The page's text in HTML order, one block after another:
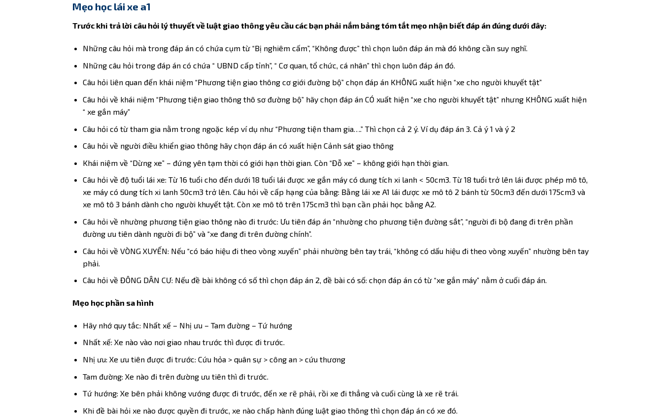
Mẹo học lái xe a1
Trước khi trả lời câu hỏi lý thuyết về luật giao thông yêu cầu các bạn phải nắm bảng tóm tắt mẹo nhận biết đáp án đúng dưới đây:
Những câu hỏi mà trong đáp án có chứa cụm từ “Bị nghiêm cấm”, “Không được” thì chọn luôn đáp án mà đó không cần suy nghĩ.
Những câu hỏi trong đáp án có chứa “ UBND cấp tỉnh”, “ Cơ quan, tổ chức, cá nhân” thì chọn luôn đáp án đó.
Câu hỏi liên quan đến khái niệm “Phương tiện giao thông cơ giới đường bộ” chọn đáp án KHÔNG xuất hiện “xe cho người khuyết tật”
Câu hỏi về khái niệm “Phương tiện giao thông thô sơ đường bộ” hãy chọn đáp án CÓ xuất hiện “xe cho người khuyết tật” nhưng KHÔNG xuất hiện
“ xe gắn máy”
Câu hỏi có từ tham gia nằm trong ngoặc kép ví dụ như “Phương tiện tham gia….” Thì chọn cả 2 ý. Ví dụ đáp án 3. Cả ý 1 và ý 2
Câu hỏi về người điều khiển giao thông hãy chọn đáp án có xuất hiện Cảnh sát giao thông
Khái niệm về “Dừng xe” – đứng yên tạm thời có giới hạn thời gian. Còn “Đỗ xe” – không giới hạn thời gian.
Câu hỏi về độ tuổi lái xe: Từ 16 tuổi cho đến dưới 18 tuổi lái được xe gắn máy có dung tích xi lanh < 50cm3. Từ 18 tuổi trở lên lái được phép mô tô,
xe máy có dung tích xi lanh 50cm3 trở lên. Câu hỏi về cấp hạng của bằng: Bằng lái xe A1 lái được xe mô tô 2 bánh từ 50cm3 đến dưới 175cm3 và
xe mô tô 3 bánh dành cho người khuyết tật. Còn xe mô tô trên 175cm3 thì bạn cần phải học bằng A2.
Câu hỏi về nhường phương tiện giao thông nào đi trước: Ưu tiên đáp án “nhường cho phương tiện đường sắt”, “người đi bộ đang đi trên phần
đường ưu tiên dành người đi bộ” và “xe đang đi trên đường chính”.
Câu hỏi về VÒNG XUYẾN: Nếu “có báo hiệu đi theo vòng xuyến” phải nhường bên tay trái, “không có dấu hiệu đi theo vòng xuyến” nhường bên tay
phải.
Câu hỏi về ĐÔNG DÂN CƯ: Nếu đề bài không có số thì chọn đáp án 2, đề bài có số: chọn đáp án có từ “xe gắn máy” nằm ở cuối đáp án.
Mẹo học phần sa hình
Hãy nhớ quy tắc: Nhất xế – Nhị ưu – Tam đường – Tứ hướng
Nhất xế: Xe nào vào nơi giao nhau trước thì được đi trước.
Nhị ưu: Xe ưu tiên được đi trước: Cứu hỏa > quân sự > công an > cứu thương
Tam đường: Xe nào đi trên đường ưu tiên thì đi trước.
Tứ hướng: Xe bên phải không vướng được đi trước, đến xe rẽ phải, rồi xe đi thẳng và cuối cùng là xe rẽ trái.
Khi đề bài hỏi xe nào được quyền đi trước, xe nào chấp hành đúng luật giao thông thì chọn đáp án có xe đó.